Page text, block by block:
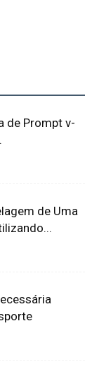
de Prompt v-
de Uma